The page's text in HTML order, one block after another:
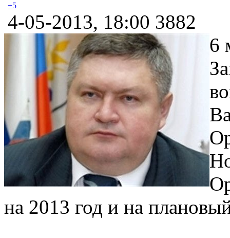
+5
4-05-2013, 18:00 3882
6
на 2013 год и на